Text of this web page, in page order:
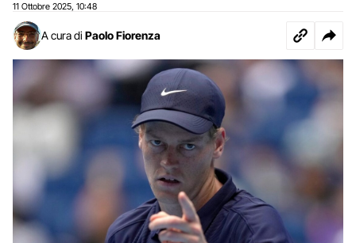
11 Ottobre 2025 10:48
A cura di Paolo Fiorenza